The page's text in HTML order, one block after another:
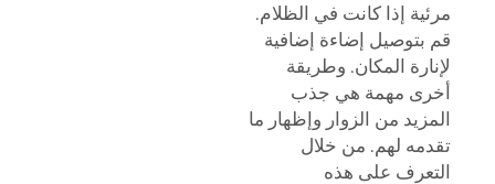
مرئية إذا كانت في الظلام.
قم بتوصيل إضاءة إضافية
لإنارة المكان. وطريقة
أخرى مهمة هي جذب
المزيد من الزوار وإظهار ما
تقدمه لهم. من خلال
التعرف على هذه